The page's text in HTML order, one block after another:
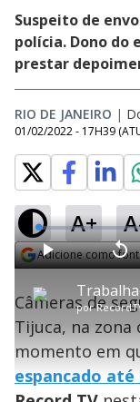
Suspeito de
polícia. Dono do
prestar
RIO DE JANEIRO |
01/02/2022 - 17H39
A+
Adicione como
por
P V
l
a
r
0
n
d
L
o
a
d
e
:
1
.
4
8
%
Câmeras de
Tijuca, na
momento em
espancado